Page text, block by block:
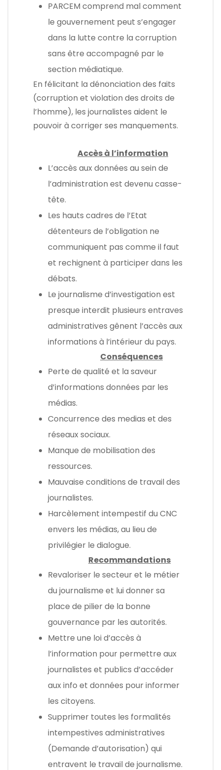
PARCEM comprend mal comment
le gouvernement peut s’engager
dans la lutte contre la corruption
sans être accompagné par le
section médiatique.
En félicitant la dénonciation des faits
(corruption et violation des droits de
l’homme), les journalistes aident le
pouvoir à corriger ses manquements.
Accèsà l’information
L’accès aux données au sein de
l’administration est devenu casse-
tête.
Les hauts cadres de l’Etat
détenteurs de l’obligation ne
communiquent pas comme il faut
et rechignent à participer dans les
débats.
Le journalisme d’investigation est
presque interdit plusieurs entraves
administratives gênent l’accès aux
informations à l’intérieur du pays.
Conséquences
Perte de qualité et la saveur
d’informations données par les
médias.
Concurrence des medias et des
réseaux sociaux.
Manque de mobilisation des
ressources.
Mauvaise conditions de travail des
journalistes.
Harcèlement intempestif du CNC
envers les médias, au lieu de
privilégier le dialogue.
Recommandations
Revaloriser le secteur et le métier
du journalisme et lui donner sa
place de pilier de la bonne
gouvernance par les autorités.
Mettre une loi d’accès à
l’information pour permettre aux
journalistes et publics d’accéder
aux info et données pour informer
les citoyens.
Supprimer toutes les formalités
intempestives administratives
(Demande d’autorisation) qui
entravent le travail de journalisme.